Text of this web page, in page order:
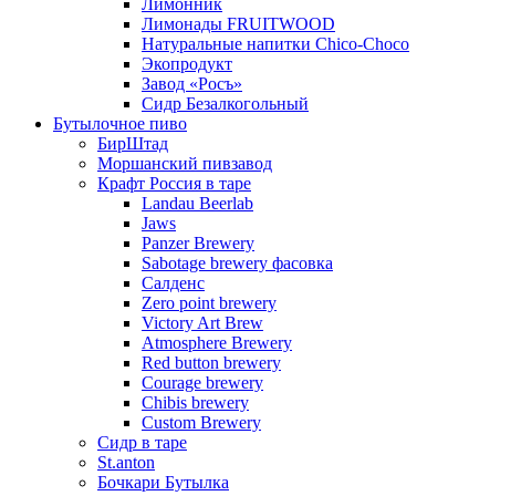
Лимонады FRUITWOOD
Натуральные напитки Chico-Chоco
Экопродукт
Завод «Росъ»
Сидр Безалкогольный
Бутылочное пиво
БирШтад
Моршанский пивзавод
Крафт Россия в таре
Landau Beerlab
Jaws
Panzer Brewery
Sabotage brewery фасовка
Салденс
Zero point brewery
Victory Art Brew
Atmosphere Brewery
Red button brewery
Courage brewery
Chibis brewery
Custom Brewery
Сидр в таре
St.anton
Бочкари Бутылка